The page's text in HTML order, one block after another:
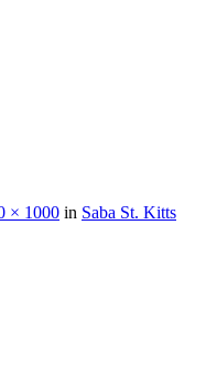
× 1000 in Saba St. Kitts